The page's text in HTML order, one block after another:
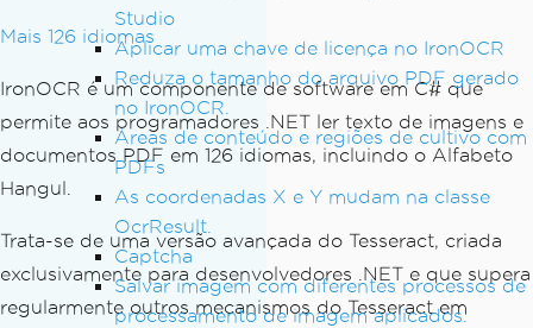
Studio
Aplicar uma chave de licença no IronOCR
Reduza o tamanho do arquivo PDF gerado
no IronOCR.
Áreas de conteúdo e regiões de cultivo com
PDFs
As coordenadas X e Y mudam na classe
OcrResult.
Captcha
Salvar imagem com diferentes processos de
processamento de imagem aplicados.
Mais 126 idiomas
IronOCR é um componente de software em C# que
permite aos programadores .NET ler texto de imagens e
documentos PDF em 126 idiomas, incluindo o Alfabeto
Hangul.
Trata-se de uma versão avançada do Tesseract, criada
exclusivamente para desenvolvedores .NET e que supera
regularmente outros mecanismos do Tesseract em